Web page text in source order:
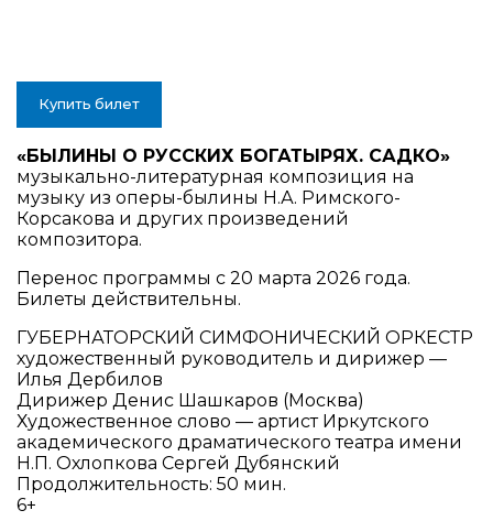
Купить билет
«БЫЛИНЫ О РУССКИХ БОГАТЫРЯХ. САДКО»
музыкально-литературная композиция на
музыку из оперы-былины Н.А. Римского-
Корсакова и других произведений
композитора.
Перенос программы с 20 марта 2026 года.
Билеты действительны.
ГУБЕРНАТОРСКИЙ СИМФОНИЧЕСКИЙ ОРКЕСТР
художественный руководитель и дирижер —
Илья Дербилов
Дирижер Денис Шашкаров (Москва)
Художественное слово — артист Иркутского
академического драматического театра имени
Н.П. Охлопкова Сергей Дубянский
Продолжительность: 50 мин.
6+